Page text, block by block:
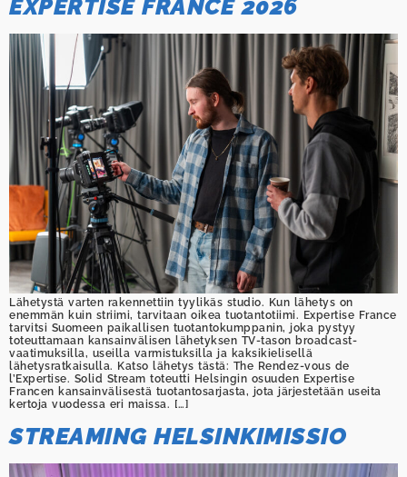
EXPERTISE FRANCE 2026
Lähetystä varten rakennettiin tyylikäs studio. Kun lähetys on
enemmän kuin striimi, tarvitaan oikea tuotantotiimi. Expertise France
tarvitsi Suomeen paikallisen tuotantokumppanin, joka pystyy
toteuttamaan kansainvälisen lähetyksen TV-tason broadcast-
vaatimuksilla, useilla varmistuksilla ja kaksikielisellä
lähetysratkaisulla. Katso lähetys tästä: The Rendez-vous de
l’Expertise. Solid Stream toteutti Helsingin osuuden Expertise
Francen kansainvälisestä tuotantosarjasta, jota järjestetään useita
kertoja vuodessa eri maissa. […]
STREAMING HELSINKIMISSIO